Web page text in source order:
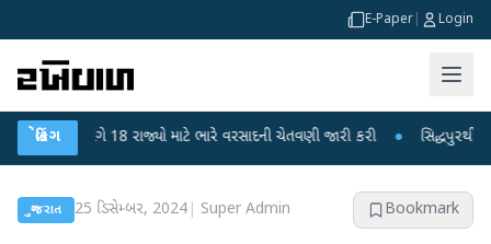
E-Paper Login
બ્રેકિંગ
વિભાગે 18 રાજ્યો માટે ભારે વરસાદની ચેતવણી જારી કરી ● સિદ્ધપુરથી બોમ્બ
ગુજરાત 25 ડિસેમ્બર, 2024 Super Admin Bookmark